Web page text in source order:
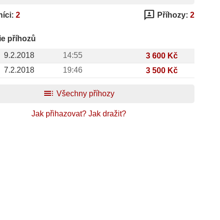
2 3p Příhozy: 2
příhozů
9.2.2018
14:55
3 600 Kč
7.2.2018
19:46 3 500 Kč
toc Všechny příhozy
Jak přihazovat? Jak dražit?